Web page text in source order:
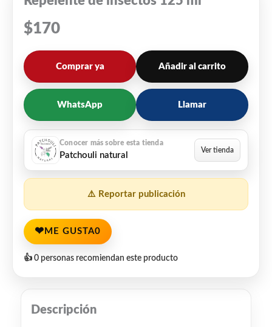
$170
Comprar ya Añadir al carrito
WhatsApp Llamar
Patchouli natural
⚠️ Reportar publicación
❤ ME GUSTA0
👍 0 personas recomiendan este producto
Descripción